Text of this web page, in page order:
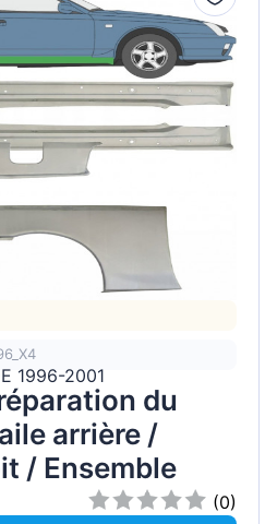
1996-2001
du
arrière /
/ Ensemble
(0)